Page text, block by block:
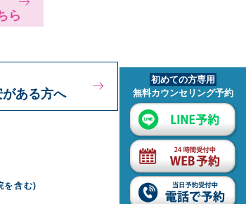
ら
ある方へ
含む)
初めての方専用
無料カウンセリング予約